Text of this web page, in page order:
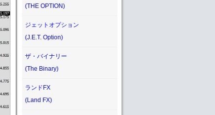
(THE OPTION)
ジェットオプション
(J.E.T. Option)
ザ・バイナリー
(The Binary)
ランドFX
(Land FX)